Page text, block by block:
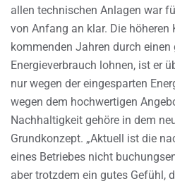
allen technischen Anlagen war
von Anfang an klar. Die höheren
kommenden Jahren durch einen
Energieverbrauch lohnen, ist er
nur wegen der eingesparten
wegen dem hochwertigen
Nachhaltigkeit gehöre in dem
Grundkonzept. „Aktuell ist die
eines Betriebes nicht
aber trotzdem ein gutes Gefühl,